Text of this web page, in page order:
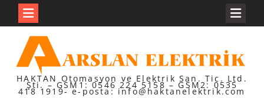
content
HAKTAN Otomasyon ve Elektrik San. Tic. Ltd.
Şti. – GSM1: 0546 224 5158 – GSM2: 0535
418 1919- e-posta: info@haktanelektrik.com